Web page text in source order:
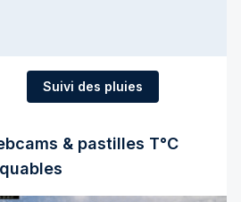
Suivi des pluies
& pastilles T°C